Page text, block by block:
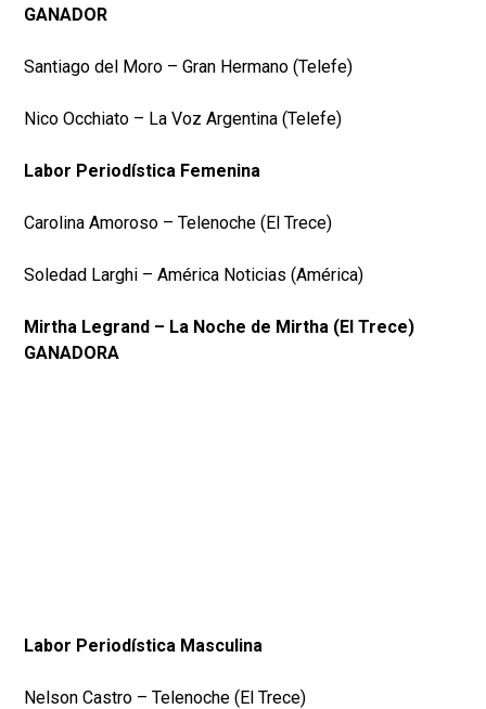
GANADOR
Santiago del Moro – Gran Hermano (Telefe)
Nico Occhiato – La Voz Argentina (Telefe)
Labor Periodística Femenina
Carolina Amoroso – Telenoche (El Trece)
Soledad Larghi – América Noticias (América)
Mirtha Legrand – La Noche de Mirtha (El Trece)
GANADORA
Labor Periodística Masculina
Nelson Castro – Telenoche (El Trece)